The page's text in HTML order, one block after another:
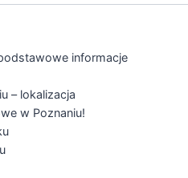
informacje
– lokalizacja
w Poznaniu!